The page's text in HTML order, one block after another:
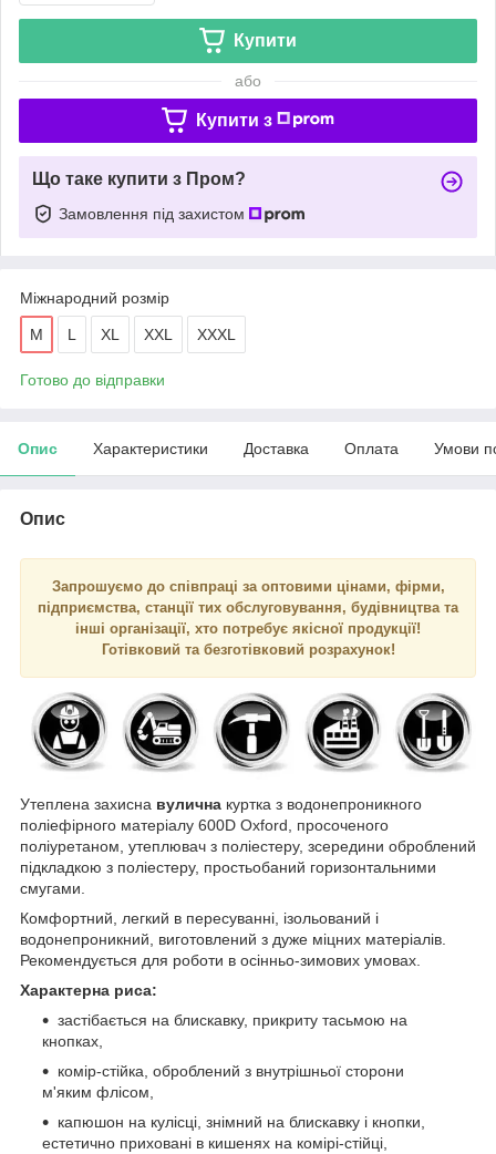
Купити
або
Купити з
Що таке купити з Пром?
Замовлення під захистом
Міжнародний розмір
M L XL XXL XXXL
Готово до відправки
Опис Характеристики Доставка Оплата Умови
Опис
Запрошуємо до співпраці за оптовими цінами, фірми,
підприємства, станції тих обслуговування, будівництва та
інші організації, хто потребує якісної продукції!
Готівковий та безготівковий розрахунок!
Утеплена захисна вулична куртка з водонепроникного
поліефірного матеріалу 600D Oxford, просоченого
поліуретаном, утеплювач з поліестеру, зсередини оброблений
підкладкою з поліестеру, простьобаний горизонтальними
смугами.
Комфортний, легкий в пересуванні, ізольований і
водонепроникний, виготовлений з дуже міцних матеріалів.
Рекомендується для роботи в осінньо-зимових умовах.
Характерна риса:
застібається на блискавку, прикриту тасьмою на
кнопках,
комір-стійка, оброблений з внутрішньої сторони
м'яким флісом,
капюшон на кулісці, знімний на блискавку і кнопки,
естетично приховані в кишенях на комірі-стійці,